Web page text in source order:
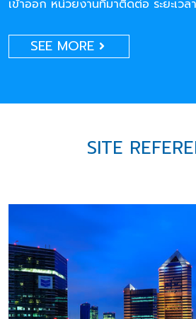
เข้าออก หน่วยงานที่มาติดต่อ ระยะเวล
SEE MORE
SITE